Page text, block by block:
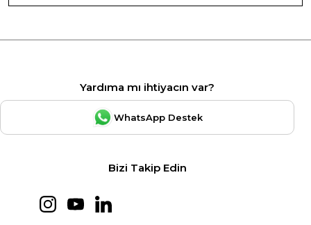
Yardıma mı ihtiyacın var?
WhatsApp Destek
Bizi Takip Edin